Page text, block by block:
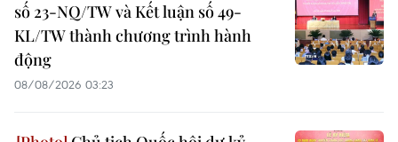
số 23-NQ/TW và Kết luận số 49-
KL/TW thành chương trình hành
động
08/08/2026 03:23